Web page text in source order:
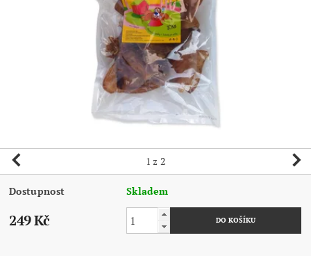
1 z 2
Dostupnost Skladem
249 Kč